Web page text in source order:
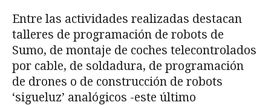
Entre las actividades realizadas destacan
talleres de programación de robots de
Sumo, de montaje de coches telecontrolados
por cable, de soldadura, de programación
de drones o de construcción de robots
‘sigueluz’ analógicos -este último